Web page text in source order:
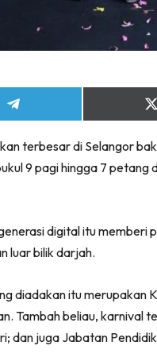
Share
on
terbesar di Selangor
9 pagi hingga 7 petang
digital itu memberi
luar bilik darjah.
diadakan itu merupakan
Tambah beliau, karnival
dan juga Jabatan